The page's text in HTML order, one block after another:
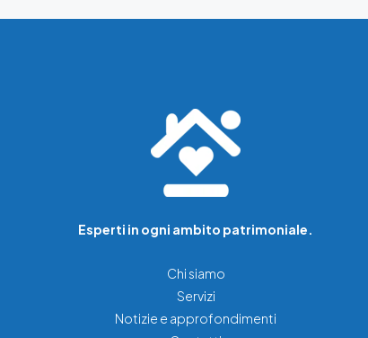
Esperti in ogni ambito patrimoniale.
Chi siamo
Servizi
Notizie e approfondimenti